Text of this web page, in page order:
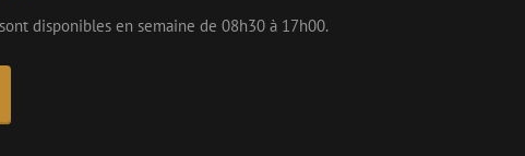
disponibles en semaine de 08h30 à 17h00.